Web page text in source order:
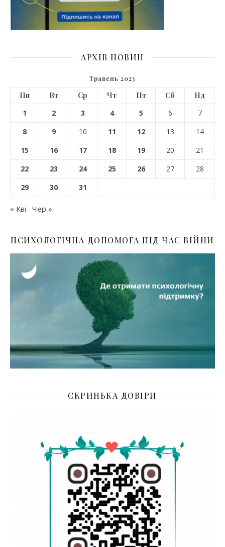
АРХІВ НОВИН
Травень 2023
Пн Вт Ср Чт Пт Сб
Нд
1
2 3 4 5 6
7
8
9 10 11 12 13
14
15
16 17 18 19 20
21
22
23 24 25 26 27
28
29
30 31
« Кві Чер »
ПСИХОЛОГІЧНА ДОПОМОГА ПІД ЧАС ВІЙНИ
СКРИНЬКА ДОВІРИ